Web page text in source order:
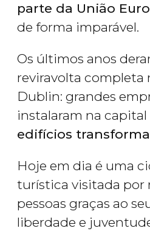
parte da União
de forma imparável.
Os últimos anos
reviravolta completa
Dublin: grandes
instalaram na capital
edifícios
Hoje em dia é uma
turística visitada por
pessoas graças ao
liberdade e